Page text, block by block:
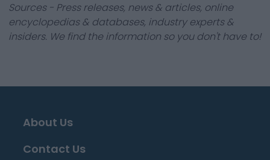
Sources - Press releases, news & articles, online
encyclopedias & databases, industry experts &
insiders. We find the information so you don't have to!
About Us
Contact Us